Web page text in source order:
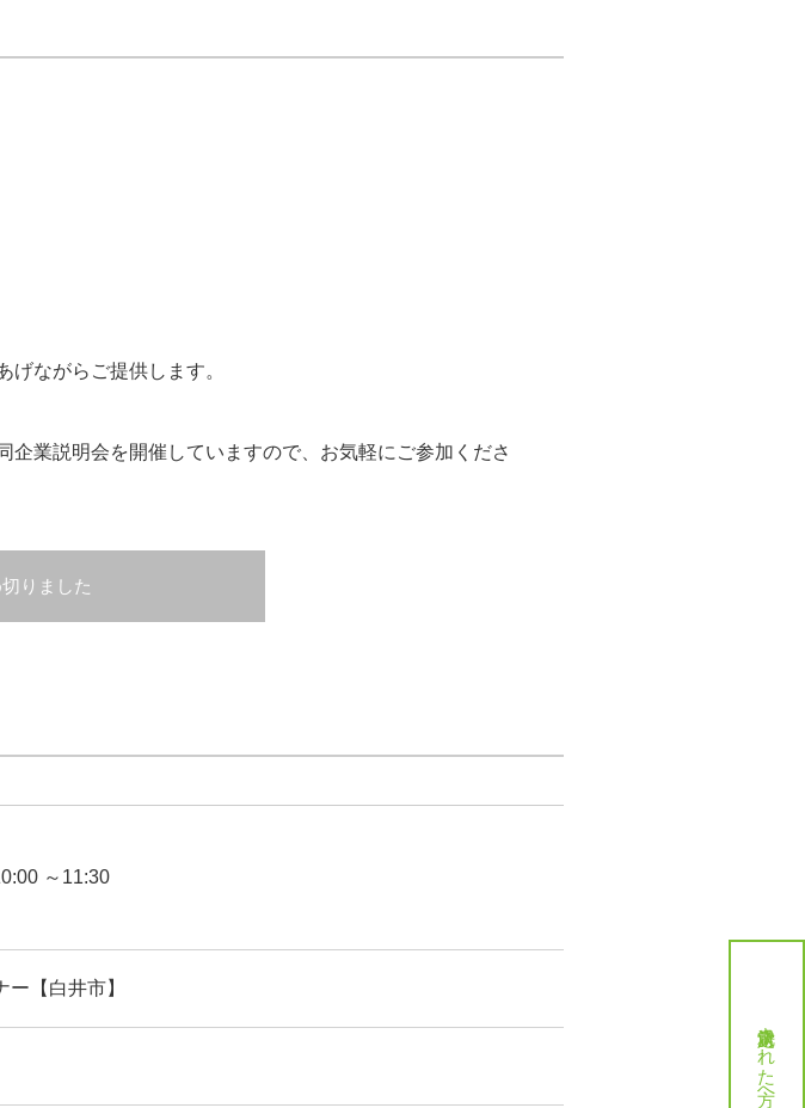
ながらご提供します。
業説明会を開催していますので、お気軽にご参加くださ
りました
～11:30
【白井市】
就労決定された方へ